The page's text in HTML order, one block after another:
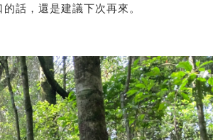
話，還是建議下次再來。